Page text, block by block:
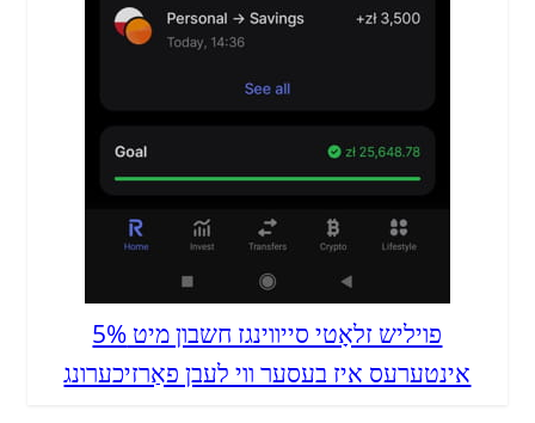
פויליש זלאָטי סייווינגז חשבון מיט 5%
אינטערעס איז בעסער ווי לעבן פאַרזיכערונג